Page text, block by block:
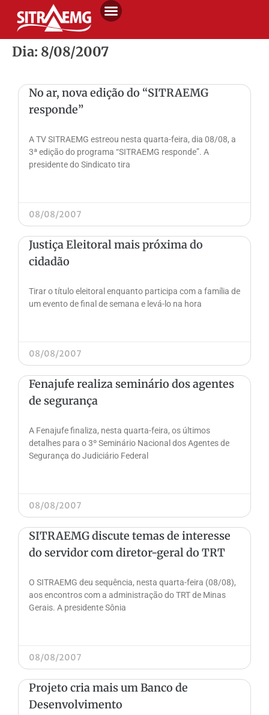
Dia: 8/08/2007
No ar, nova edição do “SITRAEMG
responde”
A TV SITRAEMG estreou nesta quarta-feira, dia 08/08, a
3ª edição do programa “SITRAEMG responde”. A
presidente do Sindicato tira
08/08/2007
Justiça Eleitoral mais próxima do
cidadão
Tirar o título eleitoral enquanto participa com a família de
um evento de final de semana e levá-lo na hora
08/08/2007
Fenajufe realiza seminário dos agentes
de segurança
A Fenajufe finaliza, nesta quarta-feira, os últimos
detalhes para o 3º Seminário Nacional dos Agentes de
Segurança do Judiciário Federal
08/08/2007
SITRAEMG discute temas de interesse
do servidor com diretor-geral do TRT
O SITRAEMG deu sequência, nesta quarta-feira (08/08),
aos encontros com a administração do TRT de Minas
Gerais. A presidente Sônia
08/08/2007
Projeto cria mais um Banco de
Desenvolvimento